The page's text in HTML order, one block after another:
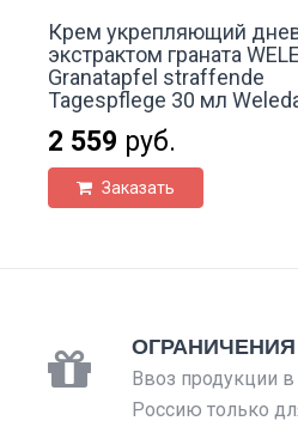
Крем укрепляющий
экстрактом граната
Granatapfel straffende
Tagespflege 30 мл
2 559 руб.
Заказать
ОГРАНИЧЕНИЯ
Ввоз продукции в
Россию только